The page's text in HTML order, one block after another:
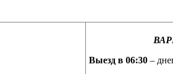
Выезд в 06:30 –